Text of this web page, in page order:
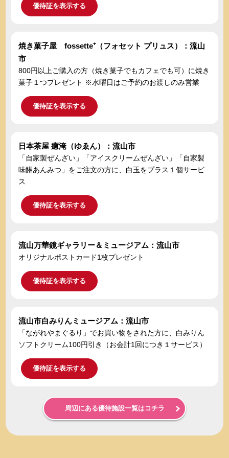
優待証を表示する
焼き菓子屋 fossette⁺（フォセット プリュス）：流山
市
800円以上ご購入の方（焼き菓子でもカフェでも可）に焼き
菓子１つプレゼント ※水曜日はご予約のお渡しのみ営業
優待証を表示する
日本茶屋 癒淹（ゆゑん）：流山市
「自家製ぜんざい」「アイスクリームぜんざい」「自家製
味醂あんみつ」をご注文の方に、白玉をプラス１個サービ
ス
優待証を表示する
流山万華鏡ギャラリー＆ミュージアム：流山市
オリジナルポストカード1枚プレゼント
優待証を表示する
流山市白みりんミュージアム：流山市
「ながれやまぐるり」でお買い物をされた方に、白みりん
ソフトクリーム100円引き（お会計1回につき１サービス）
優待証を表示する
周辺にある優待施設一覧はコチラ